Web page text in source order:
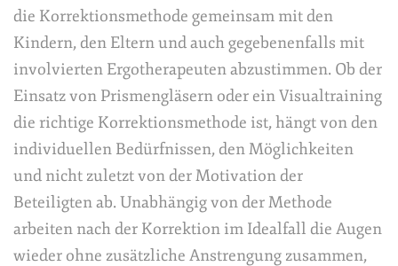
die Korrektionsmethode gemeinsam mit den
Kindern, den Eltern und auch gegebenenfalls mit
involvierten Ergotherapeuten abzustimmen. Ob der
Einsatz von Prismengläsern oder ein Visualtraining
die richtige Korrektionsmethode ist, hängt von den
individuellen Bedürfnissen, den Möglichkeiten
und nicht zuletzt von der Motivation der
Beteiligten ab. Unabhängig von der Methode
arbeiten nach der Korrektion im Idealfall die Augen
wieder ohne zusätzliche Anstrengung zusammen,